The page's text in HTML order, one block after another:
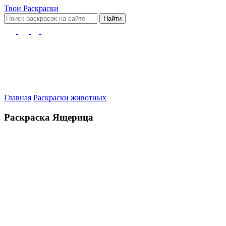
Твои Раскраски
Найти
Главная Раскраски животных
Раскраска Ящерица